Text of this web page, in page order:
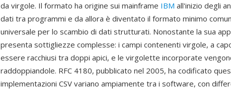
da virgole. Il formato ha origine sui mainframe IBM all'inizio degli
dati tra programmi e da allora è diventato il formato minimo
universale per lo scambio di dati strutturati. Nonostante la sua
presenta sottigliezze complesse: i campi contenenti virgole, a
essere racchiusi tra doppi apici, e le virgolette incorporate
raddoppiandole. RFC 4180, pubblicato nel 2005, ha codificato
implementazioni CSV variano ampiamente tra i software, con